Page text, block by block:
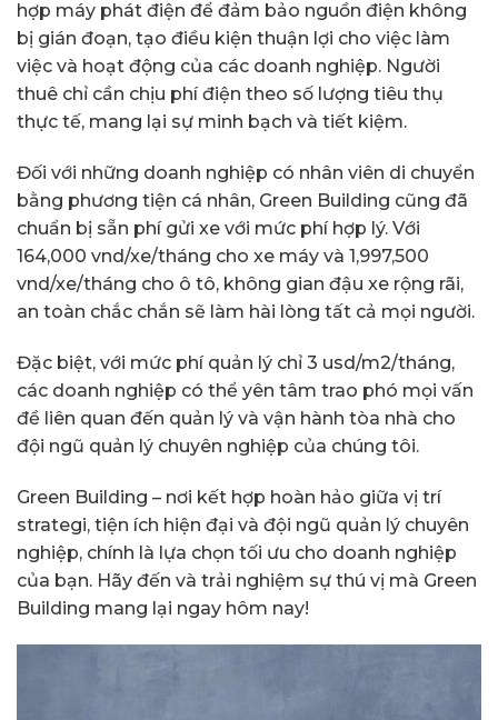
hợp máy phát điện để đảm bảo nguồn điện không
bị gián đoạn, tạo điều kiện thuận lợi cho việc làm
việc và hoạt động của các doanh nghiệp. Người
thuê chỉ cần chịu phí điện theo số lượng tiêu thụ
thực tế, mang lại sự minh bạch và tiết kiệm.
Đối với những doanh nghiệp có nhân viên di chuyển
bằng phương tiện cá nhân, Green Building cũng đã
chuẩn bị sẵn phí gửi xe với mức phí hợp lý. Với
164,000 vnd/xe/tháng cho xe máy và 1,997,500
vnd/xe/tháng cho ô tô, không gian đậu xe rộng rãi,
an toàn chắc chắn sẽ làm hài lòng tất cả mọi người.
Đặc biệt, với mức phí quản lý chỉ 3 usd/m2/tháng,
các doanh nghiệp có thể yên tâm trao phó mọi vấn
đề liên quan đến quản lý và vận hành tòa nhà cho
đội ngũ quản lý chuyên nghiệp của chúng tôi.
Green Building – nơi kết hợp hoàn hảo giữa vị trí
strategi, tiện ích hiện đại và đội ngũ quản lý chuyên
nghiệp, chính là lựa chọn tối ưu cho doanh nghiệp
của bạn. Hãy đến và trải nghiệm sự thú vị mà Green
Building mang lại ngay hôm nay!